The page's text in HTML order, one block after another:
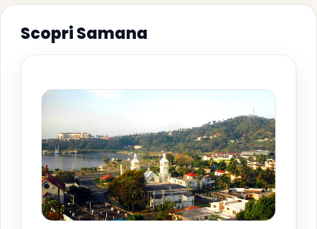
Scopri Samana